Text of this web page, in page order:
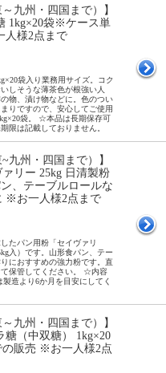
九州・四国まで）】
1kg×20袋※ケース単
様2点まで
袋入り業務用サイズ。コク
しそうな薄茶色が根強い人
物、漬け物などに。色のつい
りですので、安心してご使用
袋。 ☆本品は長期保存可
限は記載しておりません。
九州・四国まで）】
ァリー 25kg 日清製粉
、テーブルロールな
※お一人様2点まで
たパン用粉「セイヴァリ
入）です。山形食パン、テー
におすすめの強力粉です。直
保管してください。 ☆内容
造より6か月を目安にしてく
九州・四国まで）】
糖（中双糖） 1kg×20
販売 ※お一人様2点